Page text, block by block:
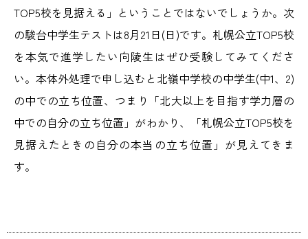
TOP5校を見据える」ということではないでしょうか。次
の駿台中学生テストは8月21日(日)です。札幌公立TOP5校
を本気で進学したい向陵生はぜひ受験してみてくださ
い。本体外処理で申し込むと北嶺中学校の中学生(中1、2)
の中での立ち位置、つまり「北大以上を目指す学力層の
中での自分の立ち位置」がわかり、「札幌公立TOP5校を
見据えたときの自分の本当の立ち位置」が見えてきま
す。